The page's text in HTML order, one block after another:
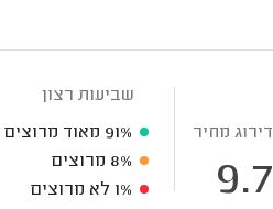
דירוג מחיר
9.7
שביעות רצון
91% מאוד מרוצים
8% מרוצים
1% לא מרוצים